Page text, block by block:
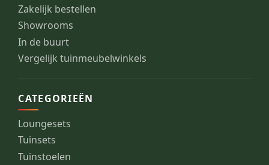
Zakelijk bestellen
Showrooms
In de buurt
Vergelijk tuinmeubelwinkels
CATEGORIEËN
Loungesets
Tuinsets
Tuinstoelen